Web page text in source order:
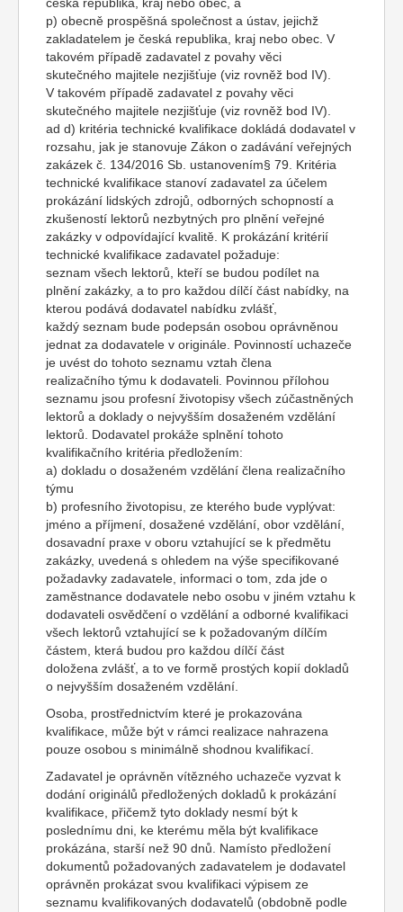
p) obecně prospěšná společnost a ústav, jejichž
zakladatelem je česká republika, kraj nebo obec. V
takovém případě zadavatel z povahy věci
skutečného majitele nezjišťuje (viz rovněž bod IV).
V takovém případě zadavatel z povahy věci
skutečného majitele nezjišťuje (viz rovněž bod IV).
ad d) kritéria technické kvalifikace dokládá dodavatel v
rozsahu, jak je stanovuje Zákon o zadávání veřejných
zakázek č. 134/2016 Sb. ustanovením§ 79. Kritéria
technické kvalifikace stanoví zadavatel za účelem
prokázání lidských zdrojů, odborných schopností a
zkušeností lektorů nezbytných pro plnění veřejné
zakázky v odpovídající kvalitě. K prokázání kritérií
technické kvalifikace zadavatel požaduje:
seznam všech lektorů, kteří se budou podílet na
plnění zakázky, a to pro každou dílčí část nabídky, na
kterou podává dodavatel nabídku zvlášť,
každý seznam bude podepsán osobou oprávněnou
jednat za dodavatele v originále. Povinností uchazeče
je uvést do tohoto seznamu vztah člena
realizačního týmu k dodavateli. Povinnou přílohou
seznamu jsou profesní životopisy všech zúčastněných
lektorů a doklady o nejvyšším dosaženém vzdělání
lektorů. Dodavatel prokáže splnění tohoto
kvalifikačního kritéria předložením:
a) dokladu o dosaženém vzdělání člena realizačního
týmu
b) profesního životopisu, ze kterého bude vyplývat:
jméno a příjmení, dosažené vzdělání, obor vzdělání,
dosavadní praxe v oboru vztahující se k předmětu
zakázky, uvedená s ohledem na výše specifikované
požadavky zadavatele, informaci o tom, zda jde o
zaměstnance dodavatele nebo osobu v jiném vztahu k
dodavateli osvědčení o vzdělání a odborné kvalifikaci
všech lektorů vztahující se k požadovaným dílčím
částem, která budou pro každou dílčí část
doložena zvlášť, a to ve formě prostých kopií dokladů
o nejvyšším dosaženém vzdělání.
Osoba, prostřednictvím které je prokazována
kvalifikace, může být v rámci realizace nahrazena
pouze osobou s minimálně shodnou kvalifikací.
Zadavatel je oprávněn vítězného uchazeče vyzvat k
dodání originálů předložených dokladů k prokázání
kvalifikace, přičemž tyto doklady nesmí být k
poslednímu dni, ke kterému měla být kvalifikace
prokázána, starší než 90 dnů. Namísto předložení
dokumentů požadovaných zadavatelem je dodavatel
oprávněn prokázat svou kvalifikaci výpisem ze
seznamu kvalifikovaných dodavatelů (obdobně podle